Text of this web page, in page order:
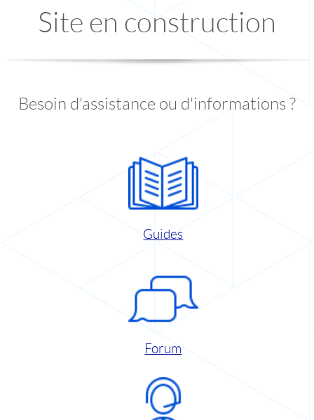
Site en construction
Besoin d'assistance ou d'informations ?
Guides
Forum